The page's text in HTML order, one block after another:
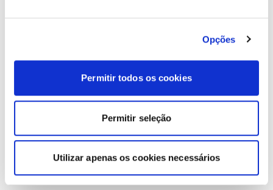
Opções
Permitir todos os cookies
Permitir seleção
Utilizar apenas os cookies necessários